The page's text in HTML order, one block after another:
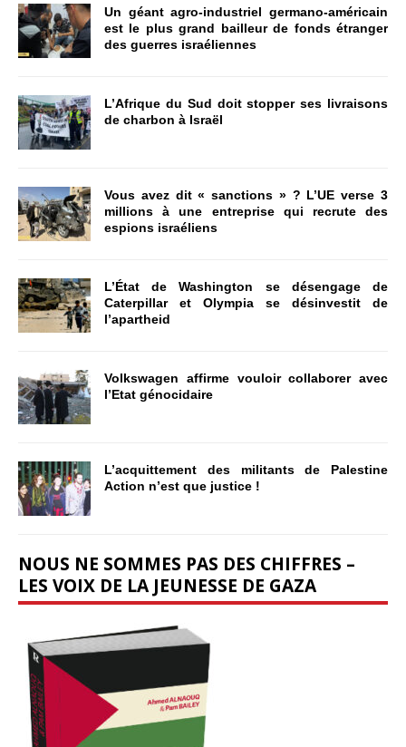
Un géant agro-industriel germano-américain
est le plus grand bailleur de fonds étranger
des guerres israéliennes
L’Afrique du Sud doit stopper ses livraisons
de charbon à Israël
Vous avez dit « sanctions » ? L’UE verse 3
millions à une entreprise qui recrute des
espions israéliens
L’État de Washington se désengage de
Caterpillar et Olympia se désinvestit de
l’apartheid
Volkswagen affirme vouloir collaborer avec
l’Etat génocidaire
L’acquittement des militants de Palestine
Action n’est que justice !
NOUS NE SOMMES PAS DES CHIFFRES –
LES VOIX DE LA JEUNESSE DE GAZA